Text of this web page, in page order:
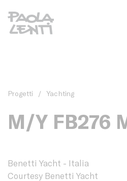
Progetti / Yachting
M/Y FB276
Benetti Yacht - Italia
Courtesy Benetti Yacht